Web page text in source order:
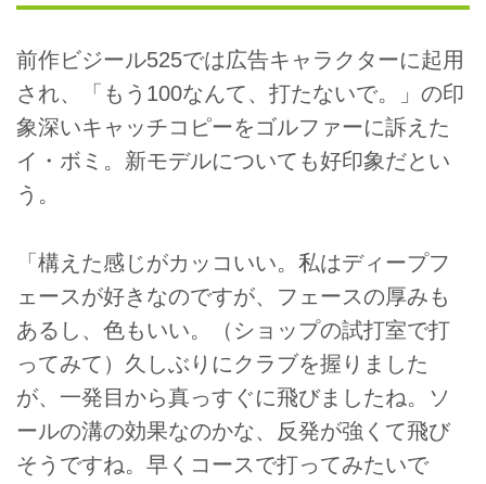
前作ビジール525では広告キャラクターに起用
され、「もう100なんて、打たないで。」の印
象深いキャッチコピーをゴルファーに訴えた
イ・ボミ。新モデルについても好印象だとい
う。
「構えた感じがカッコいい。私はディープフ
ェースが好きなのですが、フェースの厚みも
あるし、色もいい。（ショップの試打室で打
ってみて）久しぶりにクラブを握りました
が、一発目から真っすぐに飛びましたね。ソ
ールの溝の効果なのかな、反発が強くて飛び
そうですね。早くコースで打ってみたいで